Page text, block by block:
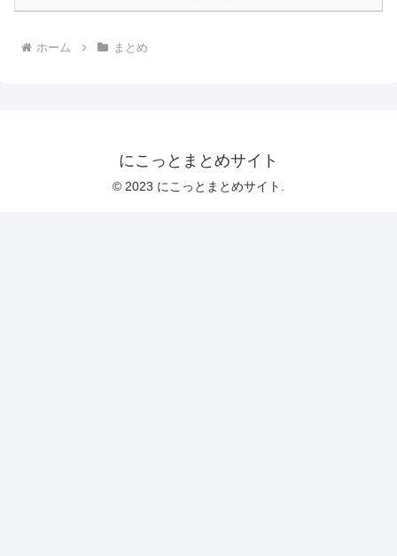
ホーム まとめ
にこっとまとめサイト
© 2023 にこっとまとめサイト.